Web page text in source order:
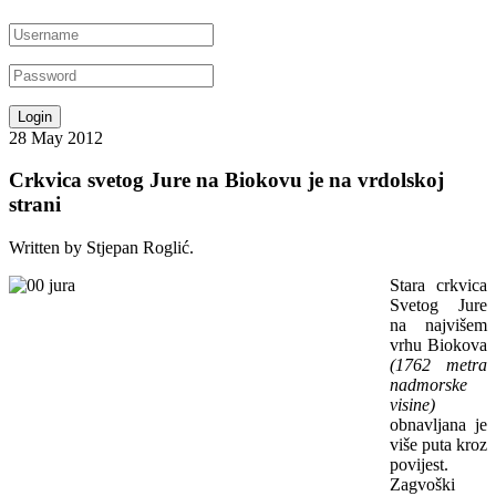
28 May 2012
Crkvica svetog Jure na Biokovu je na vrdolskoj
strani
Written by Stjepan Roglić.
Stara crkvica
Svetog Jure
na najvišem
vrhu Biokova
(1762 metra
nadmorske
visine)
obnavljana je
više puta kroz
povijest.
Zagvoški